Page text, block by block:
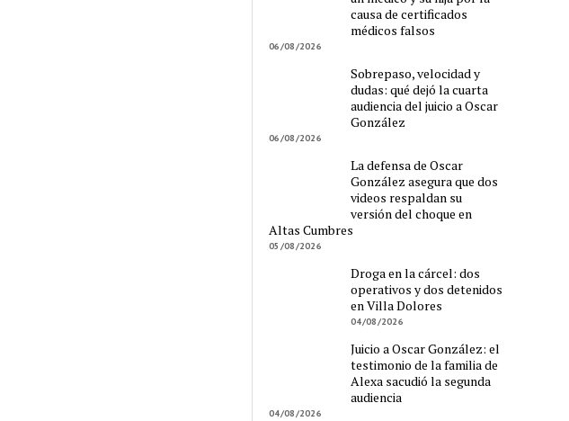
causa de certificados
médicos falsos
06/08/2026
Sobrepaso, velocidad y
dudas: qué dejó la cuarta
audiencia del juicio a Oscar
González
06/08/2026
La defensa de Oscar
González asegura que dos
videos respaldan su
versión del choque en
Altas Cumbres
05/08/2026
Droga en la cárcel: dos
operativos y dos detenidos
en Villa Dolores
04/08/2026
Juicio a Oscar González: el
testimonio de la familia de
Alexa sacudió la segunda
audiencia
04/08/2026